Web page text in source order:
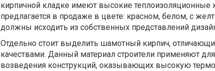
кирпичной кладке имеют высокие теплоизоляционные
предлагается в продаже в цвете: красном, белом, с
должны исходить из собственных представлений
Отдельно стоит выделить шамотный кирпич,
качествами. Данный материал строители применяют
возведения конструкций, оказывающих высокую